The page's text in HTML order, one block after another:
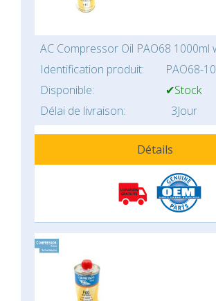
AC Compressor Oil PAO68 1000ml
Identification produit:
PAO68-
Disponible:
✔Stock
Délai de livraison:
3Jour
Détails